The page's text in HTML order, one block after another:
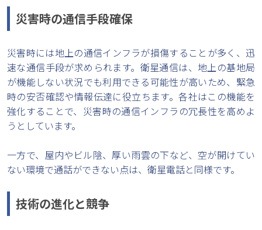
災害時の通信手段確保
災害時には地上の通信インフラが損傷することが多く、迅
速な通信手段が求められます。衛星通信は、地上の基地局
が機能しない状況でも利用できる可能性が高いため、緊急
時の安否確認や情報伝達に役立ちます。各社はこの機能を
強化することで、災害時の通信インフラの冗長性を高めよ
うとしています。
一方で、屋内やビル陰、厚い雨雲の下など、空が開けてい
ない環境で通話ができない点は、衛星電話と同様です。
技術の進化と競争